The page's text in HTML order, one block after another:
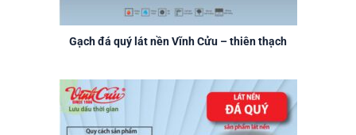
Gạch đá quý lát nền Vĩnh Cửu – thiên thạch